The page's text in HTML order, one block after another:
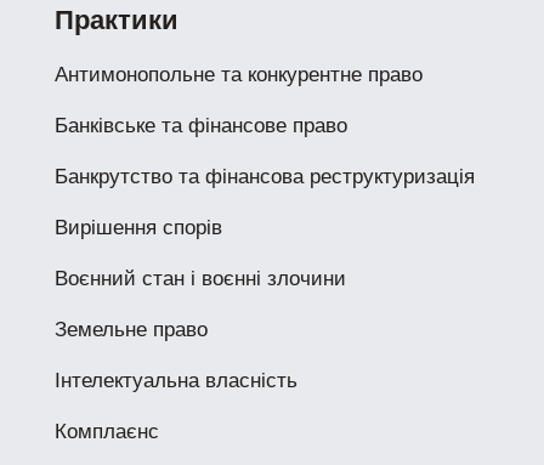
Практики
Антимонопольне та конкурентне право
Банківське та фінансове право
Банкрутство та фінансова реструктуризація
Вирішення спорів
Воєнний стан і воєнні злочини
Земельне право
Інтелектуальна власність
Комплаєнс